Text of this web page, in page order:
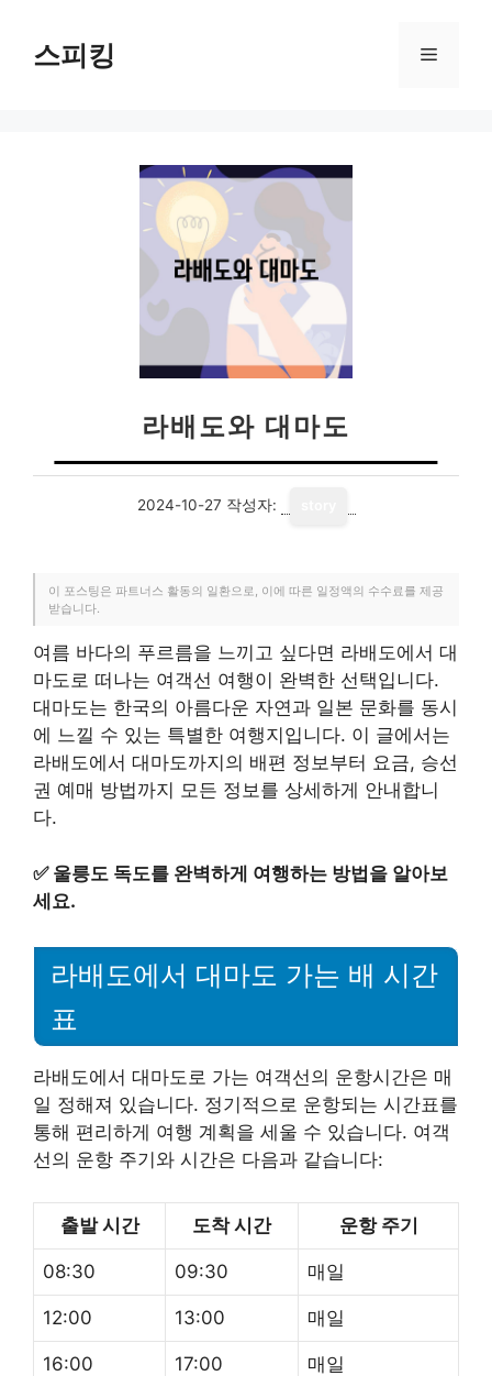
스피킹 메
라배도와 대마도
2024-10-27 작성자:
이 포스팅은 파트너스 활동의 일환으로, 이에 따른 일정액의 수수료를 제공
받습니다.
여름 바다의 푸르름을 느끼고 싶다면 라배도에서 대
마도로 떠나는 여객선 여행이 완벽한 선택입니다.
대마도는 한국의 아름다운 자연과 일본 문화를 동시
에 느낄 수 있는 특별한 여행지입니다. 이 글에서는
라배도에서 대마도까지의 배편 정보부터 요금, 승선
권 예매 방법까지 모든 정보를 상세하게 안내합니
다.
✅ 울릉도 독도를 완벽하게 여행하는 방법을 알아보
세요.
라배도에서 대마도 가는 배 시간
표
라배도에서 대마도로 가는 여객선의 운항시간은 매
일 정해져 있습니다. 정기적으로 운항되는 시간표를
통해 편리하게 여행 계획을 세울 수 있습니다. 여객
선의 운항 주기와 시간은 다음과 같습니다:
출발 시간 도착 시간 운항 주기
08:30 09:30 매일
12:00 13:00 매일
16:00 17:00 매일